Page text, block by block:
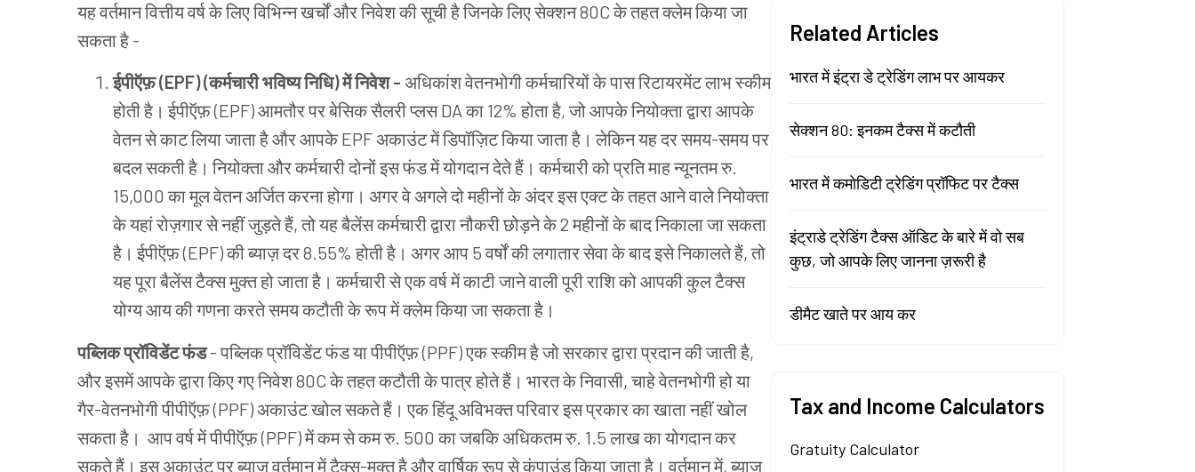
यह वर्तमान वित्तीय वर्ष के लिए विभिन्न खर्चों और निवेश की सूची है जिनके लिए सेक्शन 80C के तहत क्लेम किया जा
सकता है -
ईपीऍफ़ (EPF)(कर्मचारी भविष्य निधि) में निवेश - अधिकांश वेतनभोगी कर्मचारियों के पास रिटायरमेंट लाभ स्कीम
होती है। ईपीऍफ़ (EPF) आमतौर पर बेसिक सैलरी प्लस DA का 12% होता है, जो आपके नियोक्ता द्वारा आपके
वेतन से काट लिया जाता है और आपके EPF अकाउंट में डिपॉज़िट किया जाता है। लेकिन यह दर समय-समय पर
बदल सकती है। नियोक्ता और कर्मचारी दोनों इस फंड में योगदान देते हैं। कर्मचारी को प्रति माह न्यूनतम रु.
15,000 का मूल वेतन अर्जित करना होगा। अगर वे अगले दो महीनों के अंदर इस एक्ट के तहत आने वाले नियोक्ता
के यहां रोज़गार से नहीं जुड़ते हैं, तो यह बैलेंस कर्मचारी द्वारा नौकरी छोड़ने के 2 महीनों के बाद निकाला जा सकता
है। ईपीऍफ़ (EPF) की ब्याज़ दर 8.55% होती है। अगर आप 5 वर्षों की लगातार सेवा के बाद इसे निकालते हैं, तो
यह पूरा बैलेंस टैक्स मुक्त हो जाता है। कर्मचारी से एक वर्ष में काटी जाने वाली पूरी राशि को आपकी कुल टैक्स
योग्य आय की गणना करते समय कटौती के रूप में क्लेम किया जा सकता है।
पब्लिक प्रॉविडेंट फंड-पब्लिक प्रॉविडेंट फंड या पीपीऍफ़ (PPF) एक स्कीम है जो सरकार द्वारा प्रदान की जाती है,
और इसमें आपके द्वारा किए गए निवेश 80C के तहत कटौती के पात्र होते हैं। भारत के निवासी, चाहे वेतनभोगी हो या
गैर-वेतनभोगी पीपीऍफ़ (PPF) अकाउंट खोल सकते हैं। एक हिंदू अविभक्त परिवार इस प्रकार का खाता नहीं खोल
सकता है। आप वर्ष में पीपीऍफ़ (PPF) में कम से कम रु. 500 का जबकि अधिकतम रु. 1.5 लाख का योगदान कर
सकते हैं। इस अकाउंट पर ब्याज़ वर्तमान में टैक्स-मुक्त है और वार्षिक रूप से कंपाउंड किया जाता है। वर्तमान में, ब्याज़
Related Articles
भारत में इंट्रा डे ट्रेडिंग लाभ पर आयकर
सेक्शन 80: इनकम टैक्स में कटौती
भारत में कमोडिटी ट्रेडिंग प्रॉफिट पर टैक्स
इंट्राडे ट्रेडिंग टैक्स ऑडिट के बारे में वो सब
कुछ, जो आपके लिए जानना ज़रूरी है
डीमैट खाते पर आय कर
Tax and Income Calculators
Gratuity Calculator